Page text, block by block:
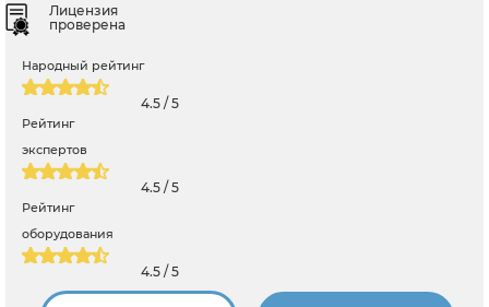
Лицензия
проверена
Народный рейтинг
4.5 / 5
Рейтинг
экспертов
4.5 / 5
Рейтинг
оборудования
4.5 / 5